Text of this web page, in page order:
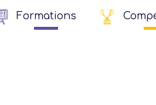
Formations